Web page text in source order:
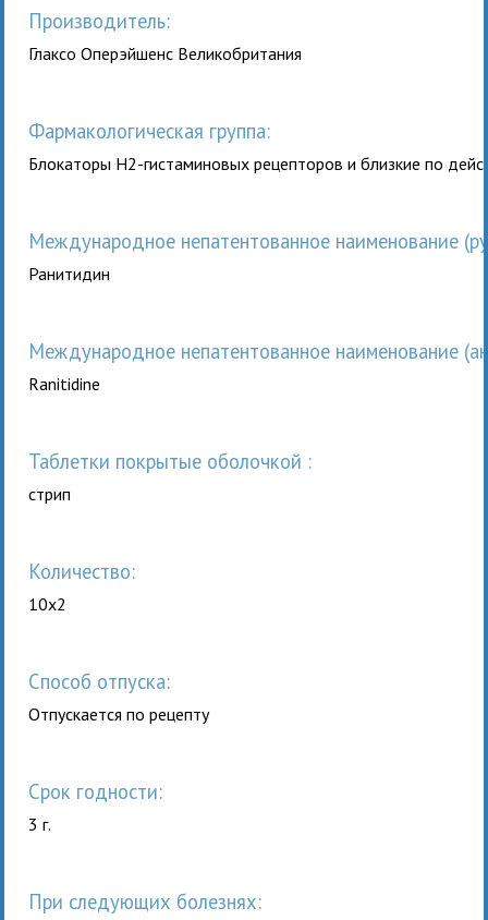
Производитель:
Глаксо Оперэйшенс Великобритания
Фармакологическая группа:
Блокаторы Н2-гистаминовых рецепторов и близкие по
Международное непатентованное наименование
Ранитидин
Международное непатентованное наименование
Ranitidine
таблетки покрытые оболочкой :
стрип
Количество:
10x2
Способ отпуска:
Отпускается по рецепту
Срок годности:
3 г.
При следующих болезнях: